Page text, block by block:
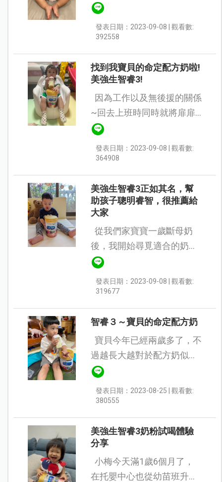
的食、衣、住、行、育、
樂，沒有一樣不做功課，寶
貝目前才1歲4個月，所以我
養...
發表日期：2023-09-08 | 觀看數:
392558
找到我寶貝的命定配方奶啦!
美強生智睿3!
~回去上班時同時就將扉扉
寶貝送托嬰，於是就開始了
爸媽們最恐懼的無限生病輪
迴.....而我也開始找尋我的命
發表日期：2023-09-08 | 觀看數:
364908
美強生智睿3正如其名，幫
助孩子聰明睿智，很推薦給
大家
後，我開始尋覓適合的奶
粉，希望延續母乳營養，讓
寶寶健康聰明長大。很幸運
能參與嬰兒與母親雜誌社活
的 ...
發表日期：2023-09-08 | 觀看數:
319677
智睿３～寶貝的命定配方奶
過越長大越對於配方奶似乎
沒有這麼喜歡。 每次喝完一
罐都會換一個品牌，只是到
現在瑞瑞還是沒有找到喜歡
發表日期：2023-08-25 | 觀看數:
380555
美強生智睿3奶粉試喝體驗
分享
在托嬰中心也從幼苗班升上